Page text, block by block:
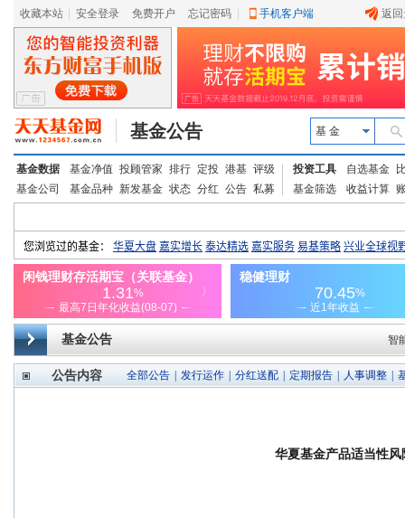
收藏本站 安全登录 免费开户 忘记密码 手机客户端 返
基金公告 基 金
基金数据 基金净值 投顾管家 排行 定投 港基 评级
基金公司
基金品种 新发基金 状态 分红 公告 私募
投资工具 自选基金
基金筛选
收益计算
基金公告 智
公告内容 全部公告 发行运作 分红送配 定期报告 人事调整
华夏基金产品适当性